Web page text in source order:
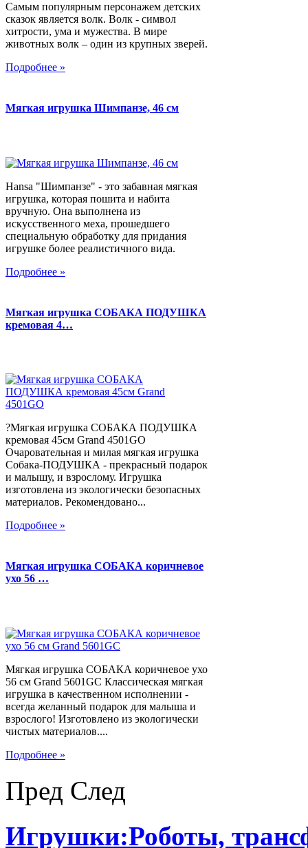
Самым популярным персонажем детских
сказок является волк. Волк - символ
хитрости, ума и мужества. В мире
животных волк – один из крупных зверей.
Подробнее »
Мягкая игрушка Шимпанзе, 46 см
Hansa "Шимпанзе" - это забавная мягкая
игрушка, которая пошита и набита
вручную. Она выполнена из
искусственного меха, прошедшего
специальную обработку для придания
игрушке более реалистичного вида.
Подробнее »
Мягкая игрушка СОБАКА ПОДУШКА
кремовая 4…
?Мягкая игрушка СОБАКА ПОДУШКА
кремовая 45см Grand 4501GO
Очаровательная и милая мягкая игрушка
Собака-ПОДУШКА - прекрасный подарок
и малышу, и взрослому. Игрушка
изготовлена из экологически безопасных
материалов. Рекомендовано...
Подробнее »
Мягкая игрушка СОБАКА коричневое
ухо 56 …
Мягкая игрушка СОБАКА коричневое ухо
56 см Grand 5601GC Классическая мягкая
игрушка в качественном исполнении -
всегда желанный подарок для малыша и
взрослого! Изготовлено из экологически
чистых материалов....
Подробнее »
Пред След
Игрушки:Роботы,